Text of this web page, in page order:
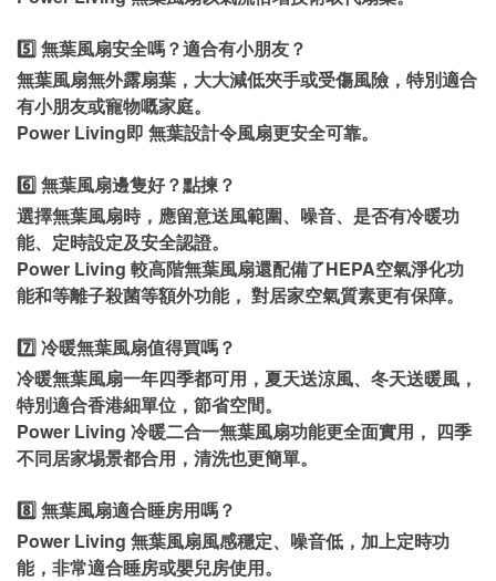
5️⃣ 無葉風扇安全嗎？適合有小朋友？
無葉風扇無外露扇葉，大大減低夾手或受傷風險，特別適合
有小朋友或寵物嘅家庭。
Power Living即 無葉設計令風扇更安全可靠。
6️⃣ 無葉風扇邊隻好？點揀？
選擇無葉風扇時，應留意送風範圍、噪音、是否有冷暖功
能、定時設定及安全認證。
Power Living 較高階無葉風扇還配備了HEPA空氣淨化功
能和等離子殺菌等額外功能， 對居家空氣質素更有保障。
7️⃣ 冷暖無葉風扇值得買嗎？
冷暖無葉風扇一年四季都可用，夏天送涼風、冬天送暖風，
特別適合香港細單位，節省空間。
Power Living 冷暖二合一無葉風扇功能更全面實用， 四季
不同居家埸景都合用，清洗也更簡單。
8️⃣ 無葉風扇適合睡房用嗎？
Power Living 無葉風扇風感穩定、噪音低，加上定時功
能，非常適合睡房或嬰兒房使用。